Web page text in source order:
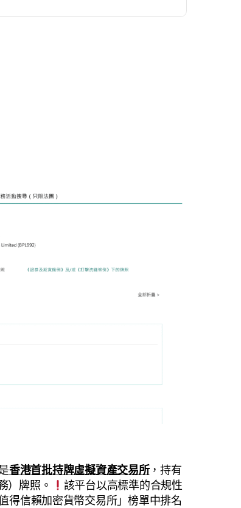
香港首批持牌虛擬資產交易所，持有
）牌照。
該平台以高標準的合規性
得信賴加密貨幣交易所」榜單中排名